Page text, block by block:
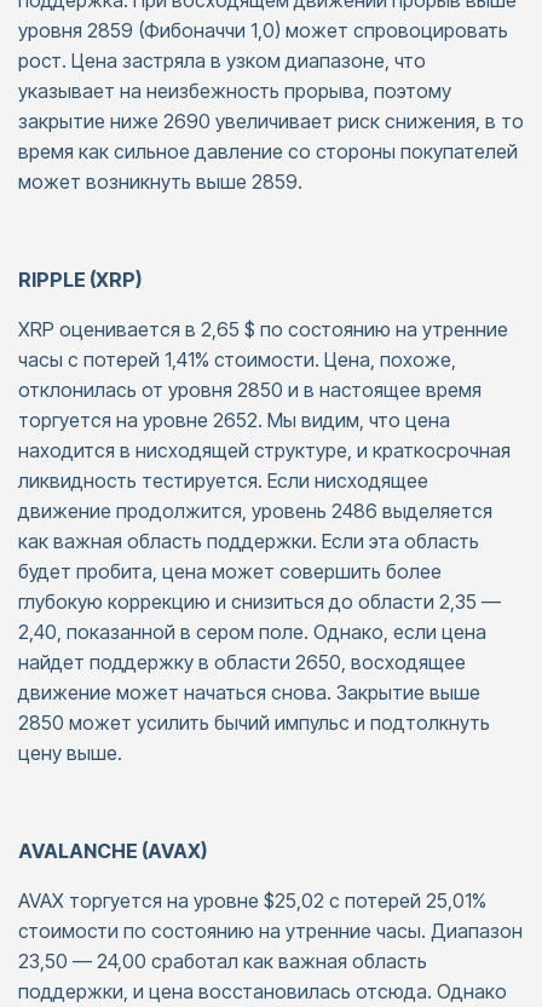
уровня 2859 (Фибоначчи 1,0) может спровоцировать
рост. Цена застряла в узком диапазоне, что
указывает на неизбежность прорыва, поэтому
закрытие ниже 2690 увеличивает риск снижения, в то
время как сильное давление со стороны покупателей
может возникнуть выше 2859.
RIPPLE (XRP)
XRP оценивается в 2,65 $ по состоянию на утренние
часы с потерей 1,41% стоимости. Цена, похоже,
отклонилась от уровня 2850 и в настоящее время
торгуется на уровне 2652. Мы видим, что цена
находится в нисходящей структуре, и краткосрочная
ликвидность тестируется. Если нисходящее
движение продолжится, уровень 2486 выделяется
как важная область поддержки. Если эта область
будет пробита, цена может совершить более
глубокую коррекцию и снизиться до области 2,35 —
2,40, показанной в сером поле. Однако, если цена
найдет поддержку в области 2650, восходящее
движение может начаться снова. Закрытие выше
2850 может усилить бычий импульс и подтолкнуть
цену выше.
AVALANCHE (AVAX)
AVAX торгуется на уровне $25,02 с потерей 25,01%
стоимости по состоянию на утренние часы. Диапазон
23,50 — 24,00 сработал как важная область
поддержки, и цена восстановилась отсюда. Однако